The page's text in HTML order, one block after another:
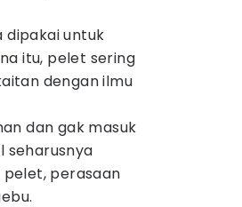
dipakai untuk
itu, pelet sering
dengan ilmu
dan gak masuk
seharusnya
perasaan